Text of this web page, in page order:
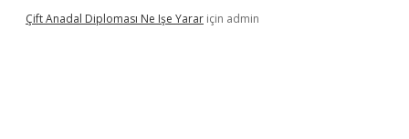
Çift Anadal Diploması Ne Işe Yarar için admin